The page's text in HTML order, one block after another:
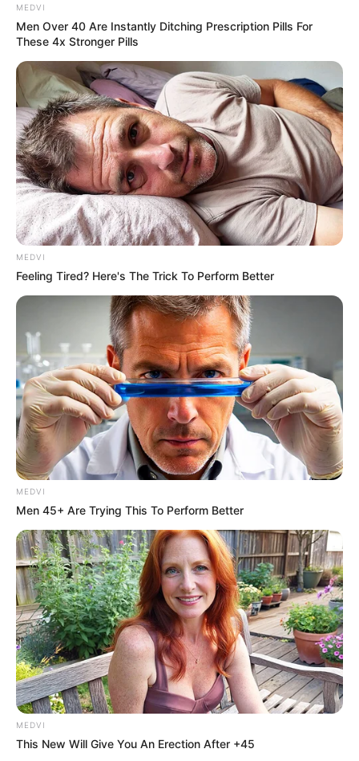
MEDVI
Men Over 40 Are Instantly Ditching Prescription Pills For
These 4x Stronger Pills
MEDVI
Feeling Tired? Here's The Trick To Perform Better
MEDVI
Men 45+ Are Trying This To Perform Better
MEDVI
This New Will Give You An Erection After +45